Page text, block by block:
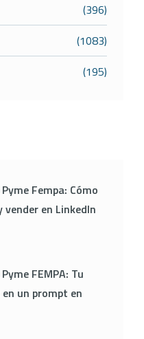
(396)
(1083)
(195)
Fempa: Cómo
en LinkedIn
FEMPA: Tu
un prompt en